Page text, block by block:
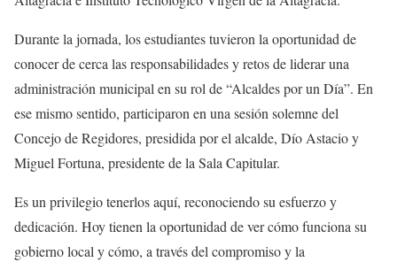
Durante la jornada, los estudiantes tuvieron la oportunidad de
conocer de cerca las responsabilidades y retos de liderar una
administración municipal en su rol de “Alcaldes por un Día”. En
ese mismo sentido, participaron en una sesión solemne del
Concejo de Regidores, presidida por el alcalde, Dío Astacio y
Miguel Fortuna, presidente de la Sala Capitular.
Es un privilegio tenerlos aquí, reconociendo su esfuerzo y
dedicación. Hoy tienen la oportunidad de ver cómo funciona su
gobierno local y cómo, a través del compromiso y la